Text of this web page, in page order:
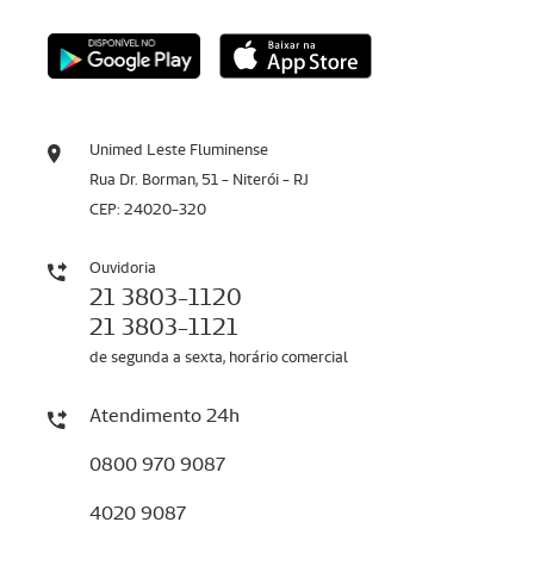
Unimed Leste Fluminense
Rua Dr. Borman, 51 - Niterói - RJ
CEP: 24020-320
Ouvidoria
21 3803-1120
21 3803-1121
de segunda a sexta, horário comercial
Atendimento 24h
0800 970 9087
4020 9087